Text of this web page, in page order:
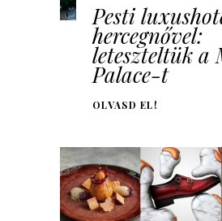
Pesti
hercegnővel:
leteszteltük a
Palace-t
OLVASD EL!